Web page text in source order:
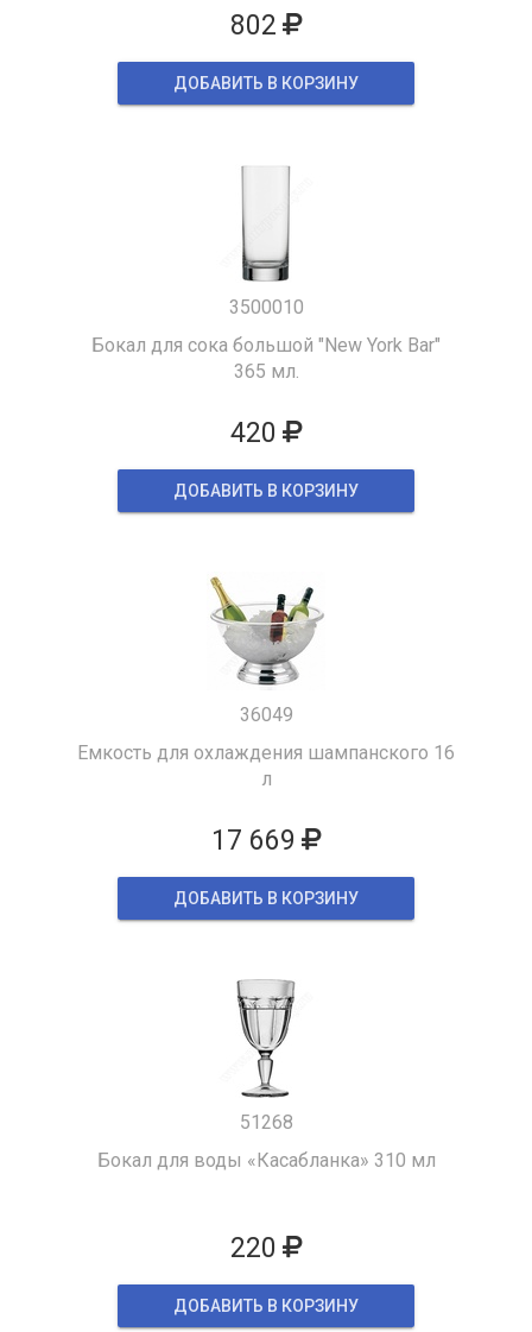
802
ДОБАВИТЬ В КОРЗИНУ
3500010
Бокал для сока большой "New York Bar"
365 мл.
420
ДОБАВИТЬ В КОРЗИНУ
36049
Емкость для охлаждения шампанского 16
л
17 669
ДОБАВИТЬ В КОРЗИНУ
51268
Бокал для воды «Касабланка» 310 мл
220
ДОБАВИТЬ В КОРЗИНУ